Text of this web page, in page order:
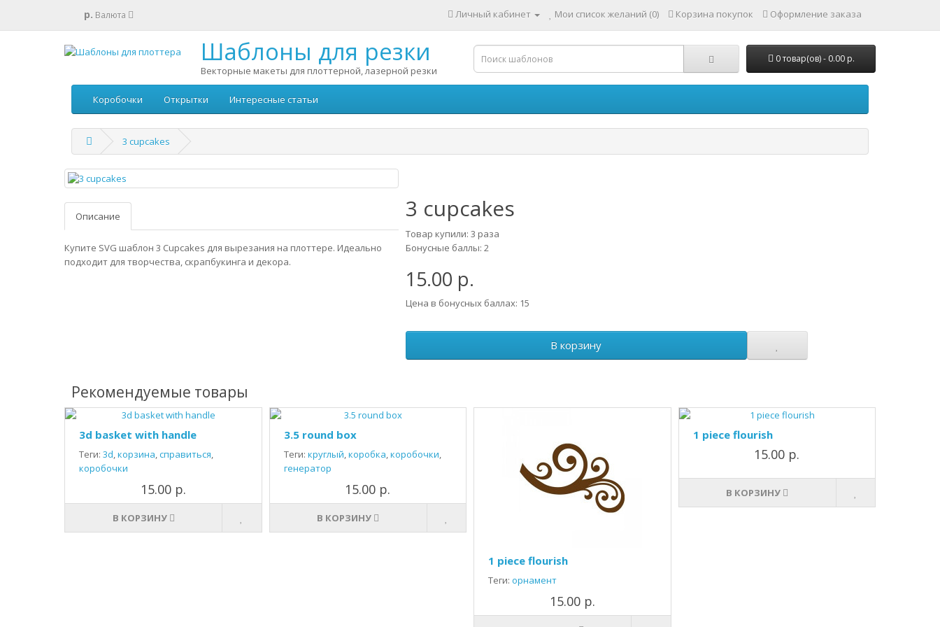
р. Валюта Личный кабинет Мои список желаний (0) Корзина покупок Оформление заказа
Шаблоны для резки
Векторные макеты для плоттерной, лазерной резки
0 товар(ов) - 0.00 р.
Коробочки Открытки Интересные статьи
3 cupcakes
Описание
Купите SVG шаблон 3 Cupcakes для вырезания на плоттере. Идеально
подходит для творчества, скрапбукинга и декора.
3 cupcakes
Товар купили: 3 раза
Бонусные баллы: 2
15.00 р.
Цена в бонусных баллах: 15
В корзину
Рекомендуемые товары
3d basket with handle
Теги: 3d,корзина,справиться,
коробочки
15.00 р.
В КОРЗИНУ
3.5 round box
Теги: круглый,коробка,коробочки,
генератор
15.00 р.
В КОРЗИНУ
1 piece flourish
Теги: орнамент
15.00 р.
1 piece flourish
15.00 р.
В КОРЗИНУ